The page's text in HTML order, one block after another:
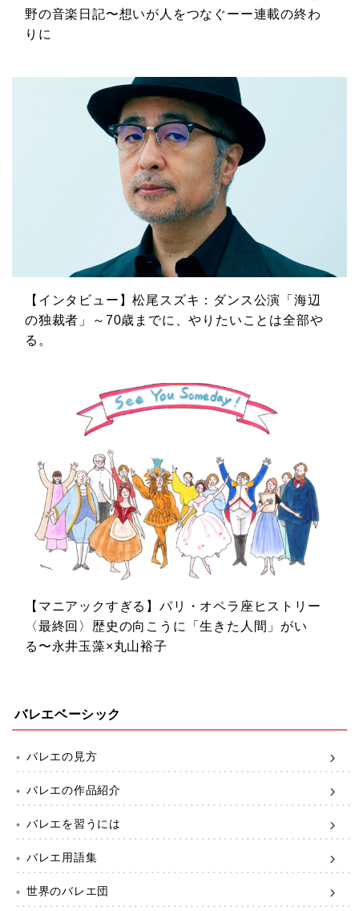
野の音楽日記〜想いが人をつなぐーー連載の終わ
りに
【インタビュー】松尾スズキ：ダンス公演「海辺
の独裁者」～70歳までに、やりたいことは全部や
る。
【マニアックすぎる】パリ・オペラ座ヒストリー
〈最終回〉歴史の向こうに「生きた人間」がい
る〜永井玉藻×丸山裕子
バレエベーシック
バレエの見方
バレエの作品紹介
バレエを習うには
バレエ用語集
世界のバレエ団